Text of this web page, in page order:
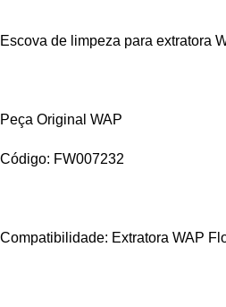
Escova de limpeza para extratora
Peça Original WAP
Código: FW007232
Compatibilidade: Extratora WAP